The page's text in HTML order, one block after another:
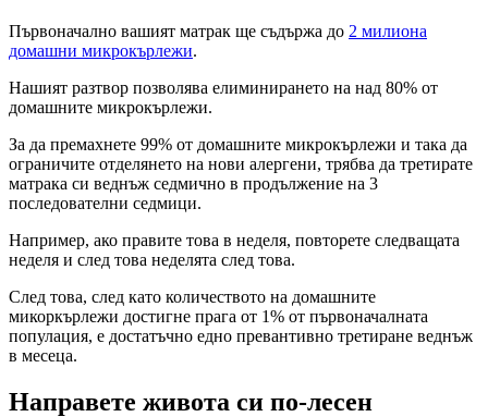
Първоначално вашият матрак ще съдържа до 2 милиона
домашни микрокърлежи.
Нашият разтвор позволява елиминирането на над 80% от
домашните микрокърлежи.
За да премахнете 99% от домашните микрокърлежи и така да
ограничите отделянето на нови алергени, трябва да третирате
матрака си веднъж седмично в продължение на 3
последователни седмици.
Например, ако правите това в неделя, повторете следващата
неделя и след това неделята след това.
След това, след като количеството на домашните
микоркърлежи достигне прага от 1% от първоначалната
популация, е достатъчно едно превантивно третиране веднъж
в месеца.
Направете живота си по-лесен